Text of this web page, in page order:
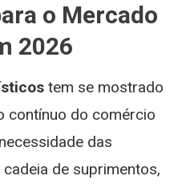
o Mercado
2026
tem se mostrado
contínuo do comércio
das
de suprimentos,